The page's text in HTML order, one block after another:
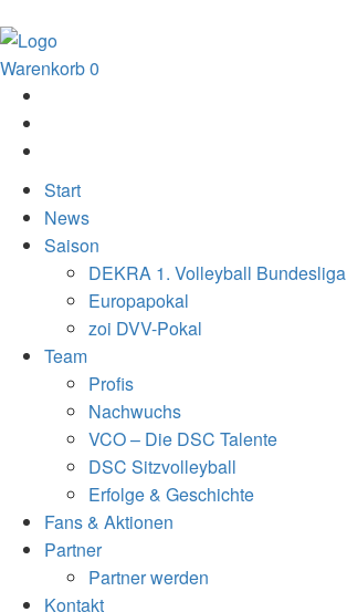
Warenkorb0
Start
News
Saison
DEKRA 1. Volleyball Bundesliga
Europapokal
zoi DVV-Pokal
Team
Profis
Nachwuchs
VCO – Die DSC Talente
DSC Sitzvolleyball
Erfolge & Geschichte
Fans & Aktionen
Partner
Partner werden
Kontakt